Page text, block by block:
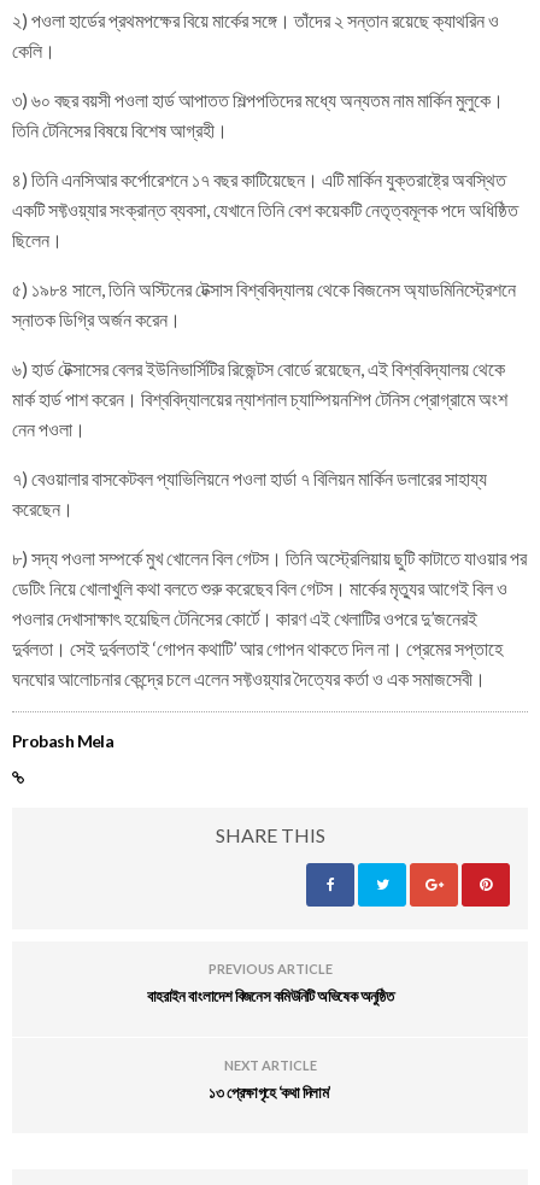
২) পওলা হার্ডের প্রথমপক্ষের বিয়ে মার্কের সঙ্গে। তাঁদের ২ সন্তান রয়েছে ক্যাথরিন ও
কেলি।
৩) ৬০ বছর বয়সী পওলা হার্ড আপাতত শিল্পপতিদের মধ্যে অন্যতম নাম মার্কিন মুলুকে।
তিনি টেনিসের বিষয়ে বিশেষ আগ্রহী।
৪) তিনি এনসিআর কর্পোরেশনে ১৭ বছর কাটিয়েছেন। এটি মার্কিন যুক্তরাষ্ট্রে অবস্থিত
একটি সফ্টওয়্যার সংক্রান্ত ব্যবসা, যেখানে তিনি বেশ কয়েকটি নেতৃত্বমূলক পদে অধিষ্ঠিত
ছিলেন।
৫) ১৯৮৪ সালে, তিনি অস্টিনের টেক্সাস বিশ্ববিদ্যালয় থেকে বিজনেস অ্যাডমিনিস্ট্রেশনে
স্নাতক ডিগ্রি অর্জন করেন।
৬) হার্ড টেক্সাসের বেলর ইউনিভার্সিটির রিজেন্টস বোর্ডে রয়েছেন, এই বিশ্ববিদ্যালয় থেকে
মার্ক হার্ড পাশ করেন। বিশ্ববিদ্যালয়ের ন্যাশনাল চ্যাম্পিয়নশিপ টেনিস প্রোগ্রামে অংশ
নেন পওলা।
৭) বেওয়ালার বাসকেটবল প্যাভিলিয়নে পওলা হার্ডা ৭ বিলিয়ন মার্কিন ডলারের সাহায্য
করেছেন।
৮) সদ্য পওলা সম্পর্কে মুখ খোলেন বিল গেটস। তিনি অস্ট্রেলিয়ায় ছুটি কাটাতে যাওয়ার পর
ডেটিং নিয়ে খোলাখুলি কথা বলতে শুরু করেছেব বিল গেটস। মার্কের মৃত্যুর আগেই বিল ও
পওলার দেখাসাক্ষাৎ হয়েছিল টেনিসের কোর্টে। কারণ এই খেলাটির ওপরে দু’জনেরই
দুর্বলতা। সেই দুর্বলতাই ‘গোপন কথাটি’ আর গোপন থাকতে দিল না। প্রেমের সপ্তাহে
ঘনঘোর আলোচনার কেন্দ্রে চলে এলেন সফ্টওয়্যার দৈত্যের কর্তা ও এক সমাজসেবী।
Probash Mela
SHARE THIS
PREVIOUS ARTICLE
বাহরাইন বাংলাদেশ বিজনেস কমিউনিটি অভিষেক অনুষ্ঠিত
NEXT ARTICLE
১৩ প্রেক্ষাগৃহে ‘কথা দিলাম’